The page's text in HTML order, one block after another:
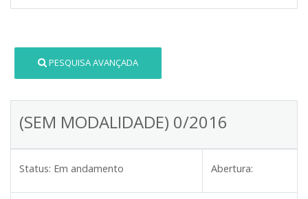
PESQUISA AVANÇADA
(SEM MODALIDADE) 0/2016
Status: Em andamento Abertura: